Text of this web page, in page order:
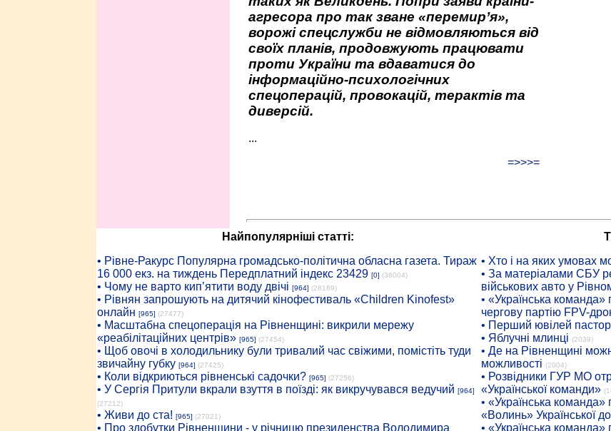
агресора про так зване «перемир’я»,
ворожі спецслужби не відмовляються від
своїх планів, продовжують працювати
проти України та вдаватися до
інформаційно-психологічних
спецоперацій, провокацій, терактів та
диверсій.
...
=>>>=
Найпопулярніші статті:
• Рiвне-Ракурс Популярна громадсько-політична обласна газета. Тираж
16 000 екз. на тиждень Передплатний індекс 23429 [0] (36004)
• Чому не варто кип’ятити воду двічі [964] (28189)
• Рівнян запрошують на дитячий кінофестиваль «Children Kinofest»
онлайн [965] (27477)
• Масштабна спецоперація на Рівненщині: викрили мережу
«реабілітаційних центрів» [965] (27454)
• Щоб овочі в холодильнику були тривалий час свіжими, помістіть туди
звичайну губку [964] (27425)
• Коли відкриються рівненські садочки? [965] (27256)
• У Сергія Притули вкрали взуття в поїзді: як викручувався ведучий [964]
(27212)
• Живи до ста! [965] (27021)
• Про здобутки Рівненщини - у річницю президенства Володимира
• Хто і на яких умовах
• За матеріалами СБУ
військових авто у
• «Українська
чергову партію FPV-
• Перший ювілей
• Яблучні млинці (2039)
• Де на Рівненщині
можливості (2004)
• Розвідники ГУР МО
«Української команди»
• «Українська
«Волинь» Української
• «Українська